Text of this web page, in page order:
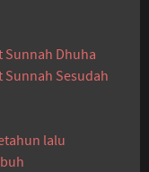
Sunnah Dhuha
Sunnah Sesudah
lalu